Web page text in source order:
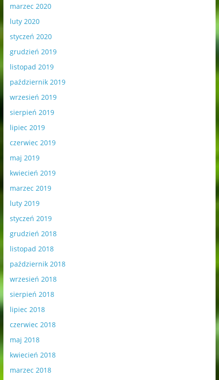
marzec 2020
luty 2020
styczeń 2020
grudzień 2019
listopad 2019
październik 2019
wrzesień 2019
sierpień 2019
lipiec 2019
czerwiec 2019
maj 2019
kwiecień 2019
marzec 2019
luty 2019
styczeń 2019
grudzień 2018
listopad 2018
październik 2018
wrzesień 2018
sierpień 2018
lipiec 2018
czerwiec 2018
maj 2018
kwiecień 2018
marzec 2018